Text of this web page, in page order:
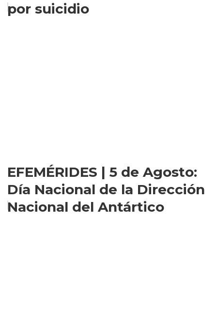
por suicidio
EFEMÉRIDES | 5 de Agosto:
Día Nacional de la Dirección
Nacional del Antártico